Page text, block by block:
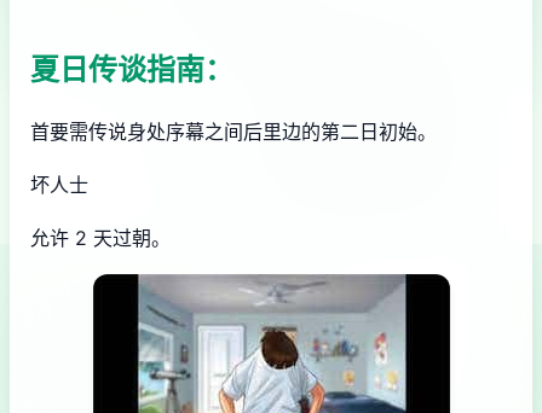
夏日传谈指南：
首要需传说身处序幕之间后里边的第二日初始。
坏人士
允许 2 天过朝。